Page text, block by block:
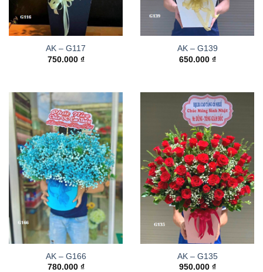
AK – G117
750.000 ₫
AK – G139
650.000 ₫
AK – G166
780.000 ₫
AK – G135
950.000 ₫